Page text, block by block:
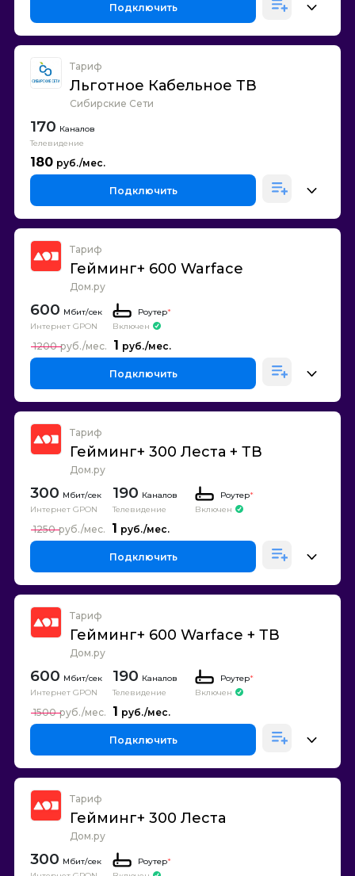
Подключить
Тариф
Льготное Кабельное ТВ
Сибирские Сети
170 Каналов
Телевидение
180
Подключить
Тариф
Гейминг+ 600 Warface
Дом.ру
600
Интернет GPON
Роутер*
Включен
1
1200
Подключить
Тариф
Гейминг+ 300 Леста + ТВ
Дом.ру
300
Интернет GPON
190 Каналов
Телевидение
Роутер*
Включен
1
1250
Подключить
Тариф
Гейминг+ 600 Warface + ТВ
Дом.ру
600
Интернет GPON
190 Каналов
Телевидение
Роутер*
Включен
1
1500
Подключить
Тариф
Гейминг+ 300 Леста
Дом.ру
300 Роутер*